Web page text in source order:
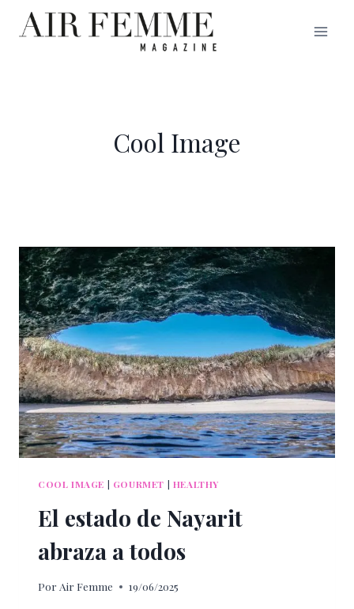
Saltar
Cool Image
COOL IMAGE | GOURMET | HEALTHY
El estado de Nayarit
abraza a todos
Por Air Femme 19/06/2025